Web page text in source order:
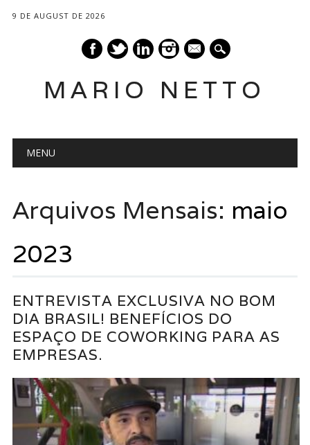
9 DE AUGUST DE 2026
mail
MARIO NETTO
Main menu
MENU
Arquivos Mensais: maio
2023
ENTREVISTA EXCLUSIVA NO BOM
DIA BRASIL! BENEFÍCIOS DO
ESPAÇO DE COWORKING PARA AS
EMPRESAS.